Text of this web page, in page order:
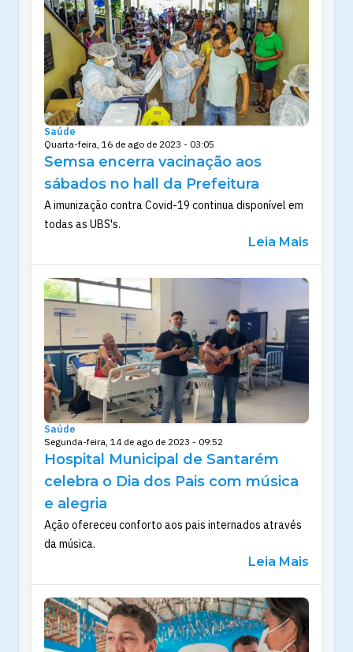
Saúde
Quarta-feira, 16 de ago de 2023 - 03:05
Semsa encerra vacinação aos
sábados no hall da Prefeitura
A imunização contra Covid-19 continua disponível em
todas as UBS's.
Leia Mais
Saúde
Segunda-feira, 14 de ago de 2023 - 09:52
Hospital Municipal de Santarém
celebra o Dia dos Pais com música
e alegria
Ação ofereceu conforto aos pais internados através
da música.
Leia Mais